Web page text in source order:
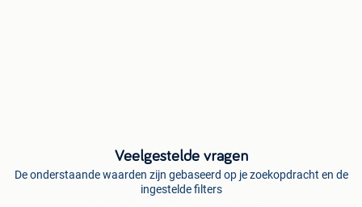
Veelgestelde vragen
De onderstaande waarden zijn gebaseerd op je zoekopdracht en de
ingestelde filters